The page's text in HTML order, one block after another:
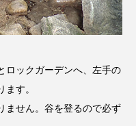
イ旅珍道中
ロックガーデンへ、左手の
す。
ません。谷を登るので必ず